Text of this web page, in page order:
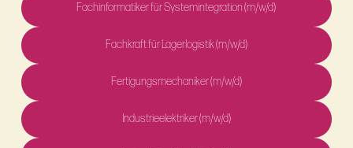
Fachinformatiker für Systemintegration (m/w/d)
Fachkraft für Lagerlogistik (m/w/d)
Fertigungsmechaniker (m/w/d)
Industrieelektriker (m/w/d)